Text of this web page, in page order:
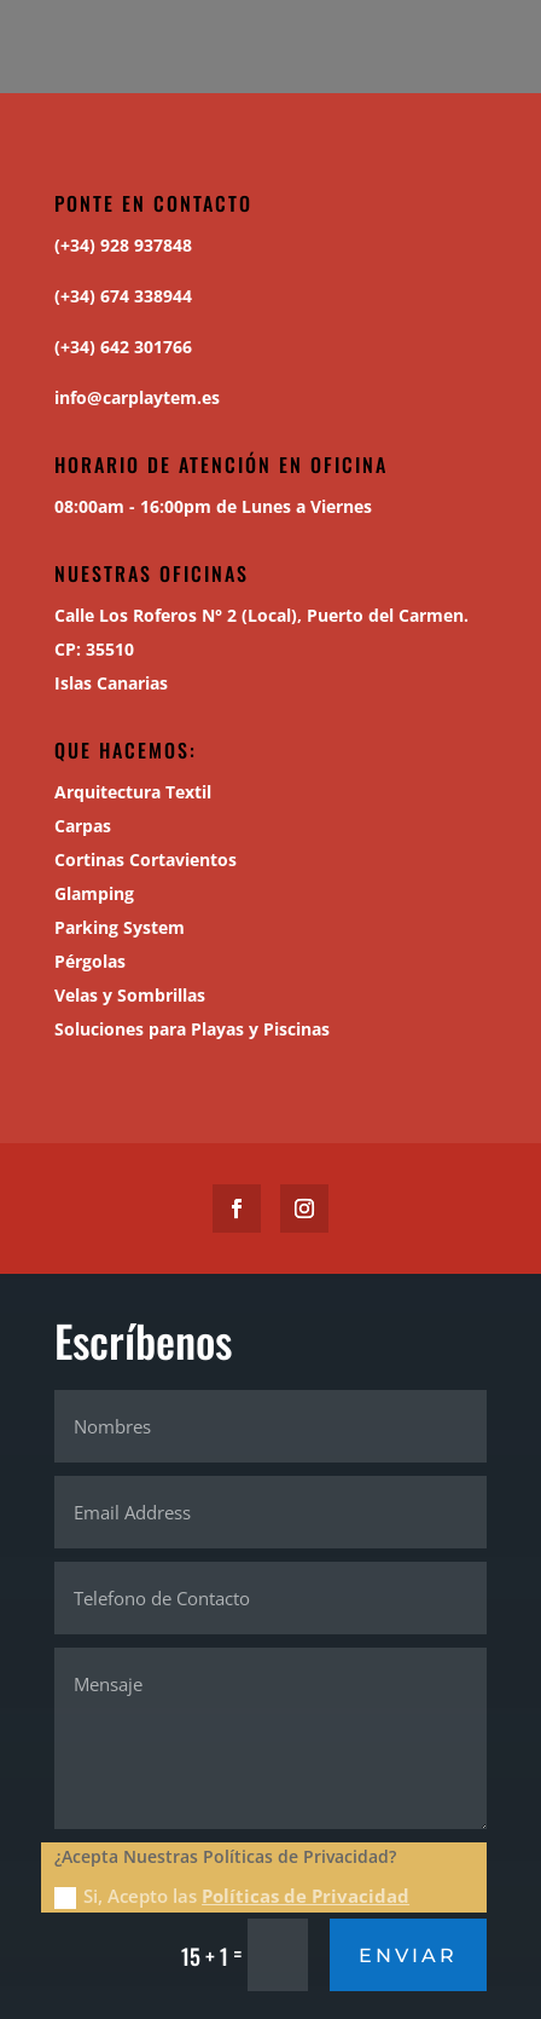
PONTE EN CONTACTO
(+34) 928 937848
(+34) 674 338944
(+34) 642 301766
info@carplaytem.es
HORARIO DE ATENCIÓN EN OFICINA
08:00am - 16:00pm de Lunes a Viernes
NUESTRAS OFICINAS
Calle Los Roferos N° 2 (Local), Puerto del Carmen.
CP: 35510
Islas Canarias
QUE HACEMOS:
Arquitectura Textil
Carpas
Cortinas Cortavientos
Glamping
Parking System
Pérgolas
Velas y Sombrillas
Soluciones para Playas y Piscinas
Escríbenos
¿Acepta Nuestras Políticas de Privacidad?
Si, Acepto las Políticas de Privacidad
15 + 1 = ENVIAR